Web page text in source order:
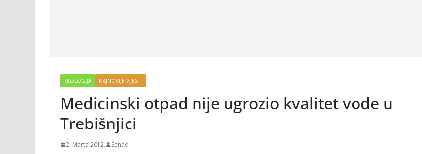
EKOLOGIJA NAJNOVIJE VIJESTI
Medicinski otpad nije ugrozio kvalitet vode u
Trebišnjici
2. Marta 2012. Senad